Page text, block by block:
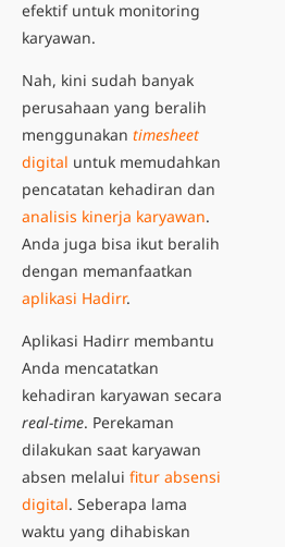
efektif untuk monitoring
karyawan.
Nah, kini sudah banyak
perusahaan yang beralih
menggunakan timesheet
digital untuk memudahkan
pencatatan kehadiran dan
analisis kinerja karyawan.
Anda juga bisa ikut beralih
dengan memanfaatkan
aplikasi Hadirr.
Aplikasi Hadirr membantu
Anda mencatatkan
kehadiran karyawan secara
real-time. Perekaman
dilakukan saat karyawan
absen melalui fitur absensi
digital. Seberapa lama
waktu yang dihabiskan